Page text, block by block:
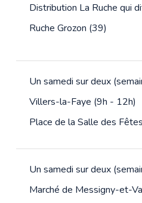
Distribution La Ruche qui
Ruche Grozon (39)
Un samedi sur deux
Villers-la-Faye (9h - 12h)
Place de la Salle des
Un samedi sur deux
Marché de Messigny-et-